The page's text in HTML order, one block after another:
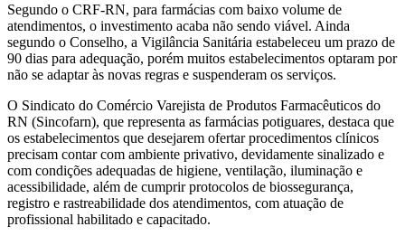
Segundo o CRF-RN, para farmácias com baixo volume de
atendimentos, o investimento acaba não sendo viável. Ainda
segundo o Conselho, a Vigilância Sanitária estabeleceu um prazo de
90 dias para adequação, porém muitos estabelecimentos optaram por
não se adaptar às novas regras e suspenderam os serviços.
O Sindicato do Comércio Varejista de Produtos Farmacêuticos do
RN (Sincofarn), que representa as farmácias potiguares, destaca que
os estabelecimentos que desejarem ofertar procedimentos clínicos
precisam contar com ambiente privativo, devidamente sinalizado e
com condições adequadas de higiene, ventilação, iluminação e
acessibilidade, além de cumprir protocolos de biossegurança,
registro e rastreabilidade dos atendimentos, com atuação de
profissional habilitado e capacitado.